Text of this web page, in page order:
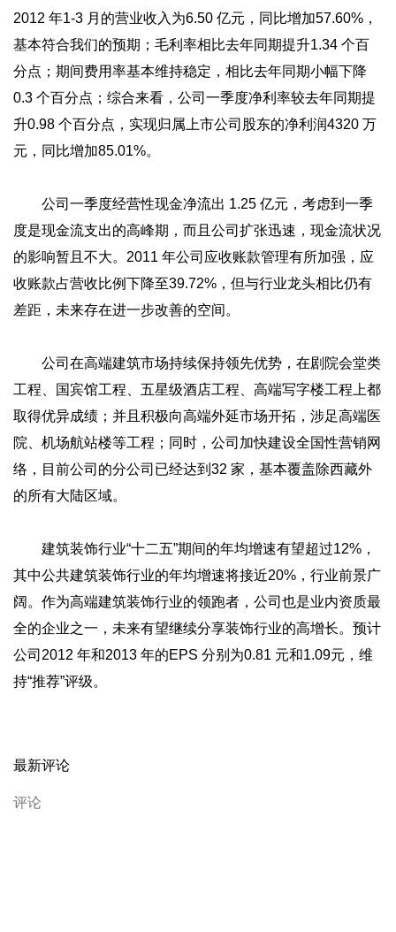
2012 年1-3 月的营业收入为6.50 亿元，同比增加57.60%，
基本符合我们的预期；毛利率相比去年同期提升1.34 个百
分点；期间费用率基本维持稳定，相比去年同期小幅下降
0.3 个百分点；综合来看，公司一季度净利率较去年同期提
升0.98 个百分点，实现归属上市公司股东的净利润4320 万
元，同比增加85.01%。
公司一季度经营性现金净流出 1.25 亿元，考虑到一季
度是现金流支出的高峰期，而且公司扩张迅速，现金流状况
的影响暂且不大。2011 年公司应收账款管理有所加强，应
收账款占营收比例下降至39.72%，但与行业龙头相比仍有
差距，未来存在进一步改善的空间。
公司在高端建筑市场持续保持领先优势，在剧院会堂类
工程、国宾馆工程、五星级酒店工程、高端写字楼工程上都
取得优异成绩；并且积极向高端外延市场开拓，涉足高端医
院、机场航站楼等工程；同时，公司加快建设全国性营销网
络，目前公司的分公司已经达到32 家，基本覆盖除西藏外
的所有大陆区域。
建筑装饰行业“十二五”期间的年均增速有望超过12%，
其中公共建筑装饰行业的年均增速将接近20%，行业前景广
阔。作为高端建筑装饰行业的领跑者，公司也是业内资质最
全的企业之一，未来有望继续分享装饰行业的高增长。预计
公司2012 年和2013 年的EPS 分别为0.81 元和1.09元，维
持“推荐”评级。
最新评论